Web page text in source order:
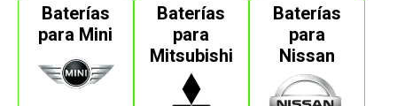
Baterías
para Mini
Baterías
para
Mitsubishi
Baterías
para
Nissan